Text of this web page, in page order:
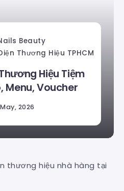
Beauty
Thương Hiệu TPHCM
Hiệu Tiệm
Menu, Voucher
2026